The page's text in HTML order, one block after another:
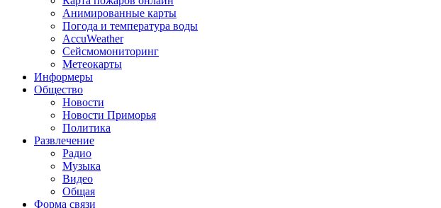
Анимированные карты
Погода и температура воды
AccuWeather
Сейсмомониторинг
Метеокарты
Информеры
Общество
Новости
Новости Приморья
Политика
Развлечение
Радио
Музыка
Видео
Общая
Форма связи